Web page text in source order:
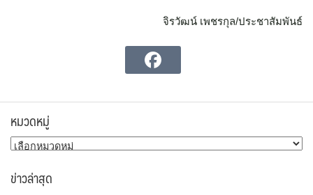
จิรวัฒน์ เพชรกุล/ประชาสัมพันธ์
หมวดหมู่
หมวด
ข่าวล่าสุด